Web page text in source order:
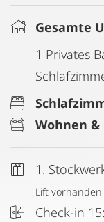
Gesamte
1 Privates
Wohnen &
1.
Lift vorhanden
Check-in